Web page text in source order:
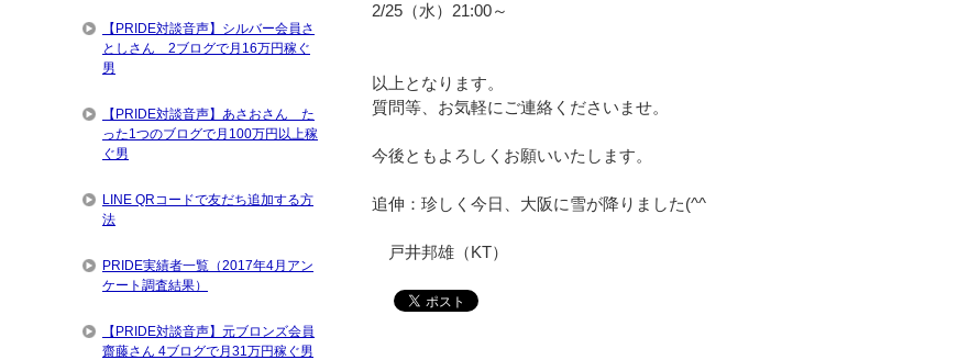
2/25（水）21:00～
以上となります。
質問等、お気軽にご連絡くださいませ。
今後ともよろしくお願いいたします。
追伸：珍しく今日、大阪に雪が降りました(^^ゞ
戸井邦雄（KT）
【PRIDE対談音声】シルバー会員さ
としさん 2ブログで月16万円稼ぐ
男
【PRIDE対談音声】あさおさん た
った1つのブログで月100万円以上稼
ぐ男
LINE QRコードで友だち追加する方
法
PRIDE実績者一覧（2017年4月アン
ケート調査結果）
【PRIDE対談音声】元ブロンズ会員
齋藤さん 4ブログで月31万円稼ぐ男